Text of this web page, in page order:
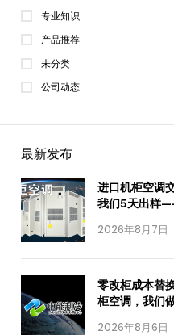
专业知识
产品推荐
未分类
公司动态
最新发布
2026年8月7日
进口机柜空调
我们5天出样
2026年8月6日
零改柜成本替
柜空调，我们